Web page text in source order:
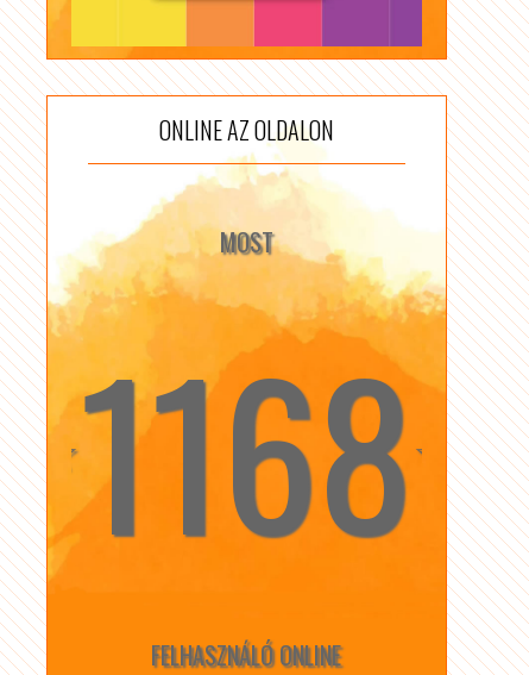
ONLINE AZ OLDALON
MOST
☆1168☆
FELHASZNÁLÓ ONLINE